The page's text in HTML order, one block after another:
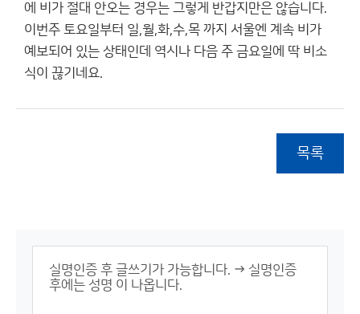
에 비가 절대 안오는 경우는 그렇게 반갑지만은 않습니다.
이번주 토요일부터 일,월,화,수,목 까지 서울엔 계속 비가
예보되어 있는 상태인데 역시나 다음 주 금요일에 딱 비소
식이 끊기네요.
목록